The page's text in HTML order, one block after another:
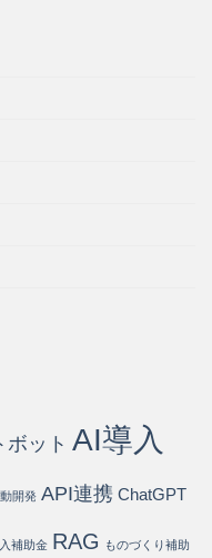
ボット AI導入
開発 API連携 ChatGPT
補助金 RAG ものづくり補助